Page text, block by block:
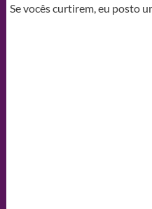
Se vocês curtirem, eu posto